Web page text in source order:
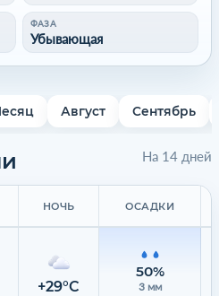
ФАЗА
Убывающая
Август Сентябрь
На 14 дней
НОЧЬ ОСАДКИ
+29°C
50%
3 мм